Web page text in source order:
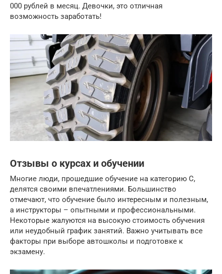
000 рублей в месяц. Девочки, это отличная
возможность заработать!
Отзывы о курсах и обучении
Многие люди, прошедшие обучение на категорию C,
делятся своими впечатлениями. Большинство
отмечают, что обучение было интересным и полезным,
а инструкторы – опытными и профессиональными.
Некоторые жалуются на высокую стоимость обучения
или неудобный график занятий. Важно учитывать все
факторы при выборе автошколы и подготовке к
экзамену.